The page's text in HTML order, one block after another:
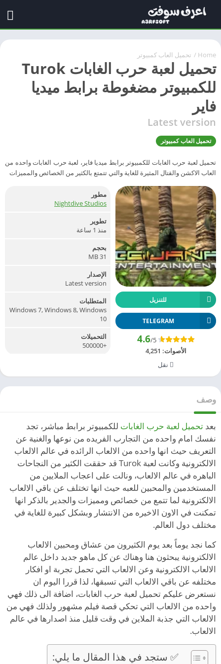
Home
/ تحميل العاب كمبيوتر
تحميل لعبة حرب الغابات Turok
للكمبيوتر مضغوطة برابط ميديا
فاير
Latest version
تحميل العاب كمبيوتر
تحميل لعبة حرب الغابات للكمبيوتر برابط ميديا فاير، لعبة حرب الغابات واحده من
العاب الاكشن والقتال المثيرة للغاية والتي تتمتع بالكثير من الخصائص والمميزات
للتنزيل
TELEGRAM
4.6/5
الأصوات: 4,251
نقل
مطور
Nightdive Studios
تطوير
منذ 1 ساعة
بحجم
31 MB
الإصدار
Latest version
المتطلبات
Windows 7, Windows 8, Windows
10
التحميلات
+500000
وصف
بعد تحميل لعبة حرب الغابات للكمبيوتر برابط مباشر، تجد
نفسك امام واحده من التجارب الفريده من نوعها والغنية عن
التعريف حيث انها واحده من الالعاب الرائده في عالم الالعاب
الالكترونية وكانت لعبة Turok قد حققت الكثير من النجاحات
الباهره في عالم الالعاب، ونالت على اعجاب الملايين من
المستخدمين والمحبين للعبه حيث انها تختلف عن باقي الالعاب
الالكترونية لما تتمع من خصائص ومميزات والجدير بالذكر انها
تمكنت في الاون الاخيره من الانتشار وبشكل كبيرة للغاية في
مختلف دول العالم.
كما نجد يوماً بعد يوم الكثيرون من عشاق ومحبين الالعاب
الالكترونية يبحثون هنا وهناك عن كل ماهو جديد داخل عالم
الالعاب الالكترونية وعن الالعاب التي تحمل تجربة او افكار
مختلفه عن باقي الالعاب التي تسبقها، لذا قررا اليوم ان
نستعرض عليكم تحميل لعبة حرب الغابات، اضافة الى ذلك فهي
واحده من الالعاب التي تحكي قصة فيلم مشهور ولذلك فهي من
الالعاب التي جذبة الملاين في وقت قليل منذ اصدارها في عالم
الالعاب.
✅ ستجد في هذا المقال ما يلي: